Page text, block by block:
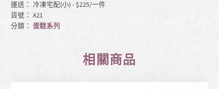
運送： 冷凍宅配(小) - $225/一件
貨號：A21
分類：蛋糕系列
相關商品